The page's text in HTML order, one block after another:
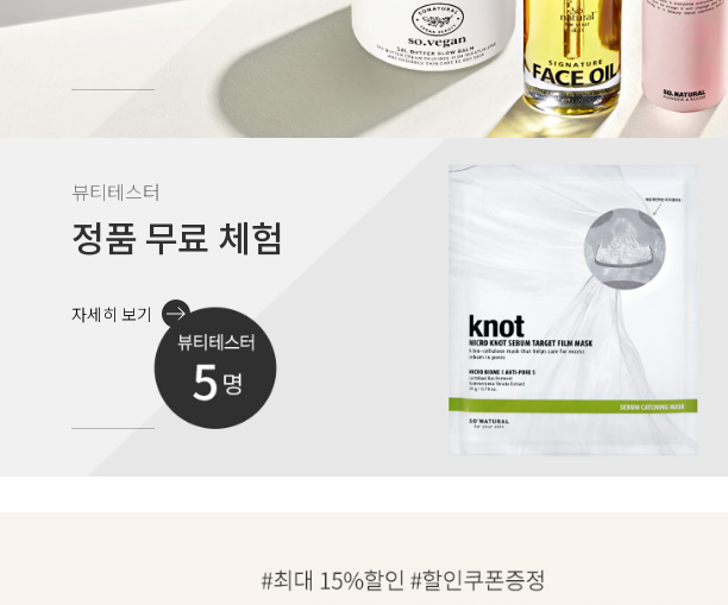
뷰티테스터
정품 무료 체험
자세히 보기